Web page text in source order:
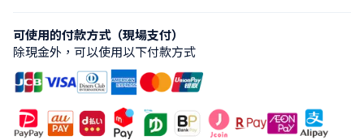
可使用的付款方式（現場支付）
除現金外，可以使用以下付款方式